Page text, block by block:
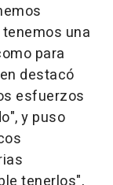
una
para
destacó
esfuerzos
y puso